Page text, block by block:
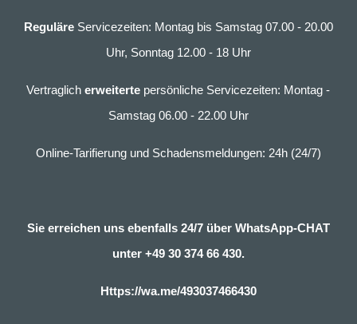
ReguläreServicezeiten: Montag bis Samstag 07.00 - 20.00
Uhr, Sonntag 12.00 - 18 Uhr
Vertraglicherweiterte persönliche Servicezeiten: Montag -
Samstag 06.00 - 22.00 Uhr
Online-Tarifierung und Schadensmeldungen: 24h (24/7)
Sie erreichen uns ebenfalls 24/7 über WhatsApp-CHAT
unter +49 30 374 66 430.
Https://wa.me/493037466430